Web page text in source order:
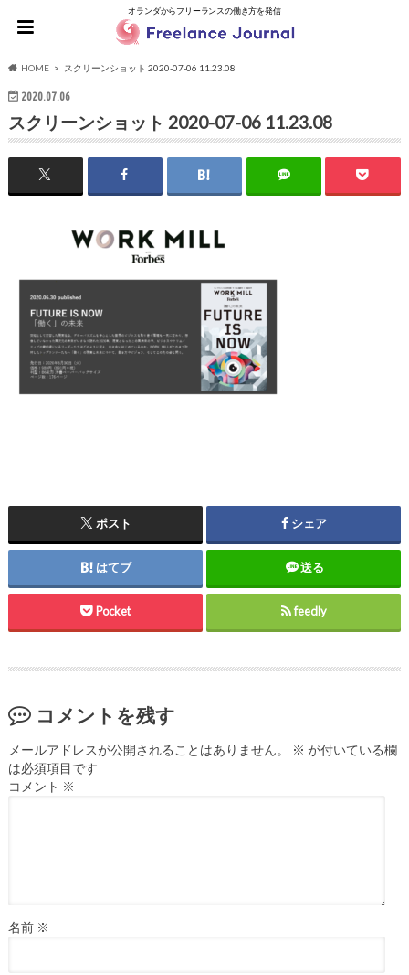
オランダからフリーランスの働き方を発信
HOME スクリーンショット 2020-07-06 11.23.08
2020.07.06
スクリーンショット 2020-07-06 11.23.08
ポスト シェア
はてブ 送る
Pocket feedly
コメントを残す
メールアドレスが公開されることはありません。 ※ が付いている欄
は必須項目です
コメント ※
名前 ※